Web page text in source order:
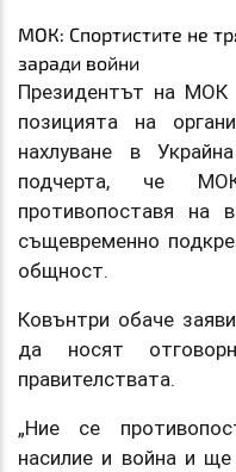
МОК: Спортистите не
заради войни
Президентът на МОК
позицията на
нахлуване в
подчерта, че
противопоставя на
същевременно
общност.
Ковънтри обаче
да носят
правителствата.
„Ние се
насилие и война и